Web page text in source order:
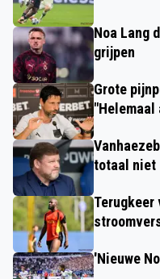
Noa Lang
grijpen
Grote
"Helemaal
totaal niet
Terugkeer
'Nieuwe